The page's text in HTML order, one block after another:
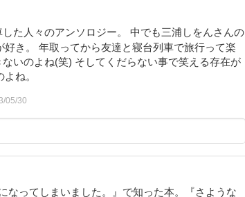
た人々のアンソロジー。 中でも三浦しをんさんの
き。 年取ってから友達と寝台列車で旅行って楽
いのよね(笑) そしてくだらない事で笑える存在が
ね。
05/30
なってしまいました。』で知った本。『さような